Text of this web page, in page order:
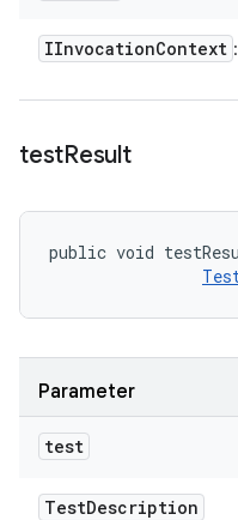
IInvocationContext
testResult
public void
Parameter
test
TestDescription